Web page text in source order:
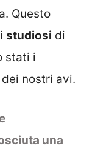
Questo
studiosi di
stati i
nostri avi.
una